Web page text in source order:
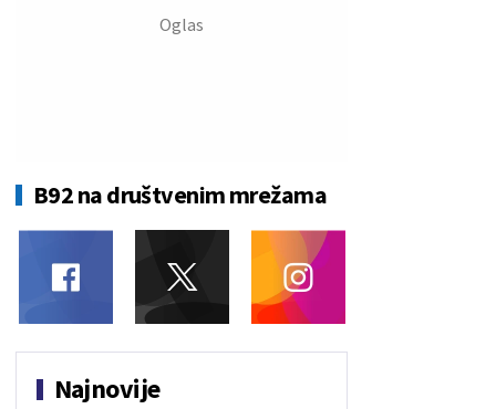
B92 na društvenim mrežama
Najnovije